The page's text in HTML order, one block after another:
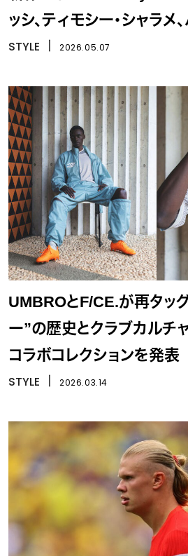
ッシ、ティモシー・シャラメ
が集結
STYLE 2026.05.07
UMBROとF/CE.が再タッ
ー”の歴史とクラブカルチ
コラボコレクションを発表
STYLE 2026.03.14